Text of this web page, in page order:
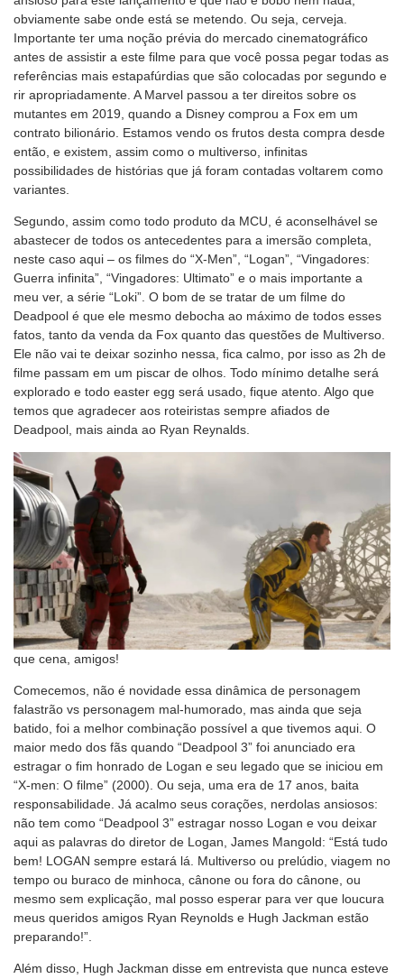
obviamente sabe onde está se metendo. Ou seja, cerveja.
Importante ter uma noção prévia do mercado cinematográfico
antes de assistir a este filme para que você possa pegar todas as
referências mais estapafúrdias que são colocadas por segundo e
rir apropriadamente. A Marvel passou a ter direitos sobre os
mutantes em 2019, quando a Disney comprou a Fox em um
contrato bilionário. Estamos vendo os frutos desta compra desde
então, e existem, assim como o multiverso, infinitas
possibilidades de histórias que já foram contadas voltarem como
variantes.
Segundo, assim como todo produto da MCU, é aconselhável se
abastecer de todos os antecedentes para a imersão completa,
neste caso aqui – os filmes do “X-Men”, “Logan”, “Vingadores:
Guerra infinita”, “Vingadores: Ultimato” e o mais importante a
meu ver, a série “Loki”. O bom de se tratar de um filme do
Deadpool é que ele mesmo debocha ao máximo de todos esses
fatos, tanto da venda da Fox quanto das questões de Multiverso.
Ele não vai te deixar sozinho nessa, fica calmo, por isso as 2h de
filme passam em um piscar de olhos. Todo mínimo detalhe será
explorado e todo easter egg será usado, fique atento. Algo que
temos que agradecer aos roteiristas sempre afiados de
Deadpool, mais ainda ao Ryan Reynalds.
que cena, amigos!
Comecemos, não é novidade essa dinâmica de personagem
falastrão vs personagem mal-humorado, mas ainda que seja
batido, foi a melhor combinação possível a que tivemos aqui. O
maior medo dos fãs quando “Deadpool 3” foi anunciado era
estragar o fim honrado de Logan e seu legado que se iniciou em
“X-men: O filme” (2000). Ou seja, uma era de 17 anos, baita
responsabilidade. Já acalmo seus corações, nerdolas ansiosos:
não tem como “Deadpool 3” estragar nosso Logan e vou deixar
aqui as palavras do diretor de Logan, James Mangold: “Está tudo
bem! LOGAN sempre estará lá. Multiverso ou prelúdio, viagem no
tempo ou buraco de minhoca, cânone ou fora do cânone, ou
mesmo sem explicação, mal posso esperar para ver que loucura
meus queridos amigos Ryan Reynolds e Hugh Jackman estão
preparando!”.
Além disso, Hugh Jackman disse em entrevista que nunca esteve